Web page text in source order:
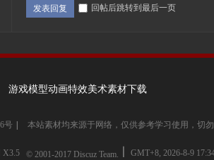
发表回复 回帖后跳转到最后一页
游戏模型动画特效美术素材下载
号 本站素材均来源于网络，仅供参考学习使用，切
X3.5 © 2001-2017 Discuz Team. GMT+8, 2026-8-9